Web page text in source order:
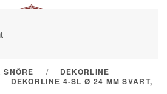
SNÖRE
DEKORLINE
DEKORLINE 4-SL Ø 24 MM SVART,